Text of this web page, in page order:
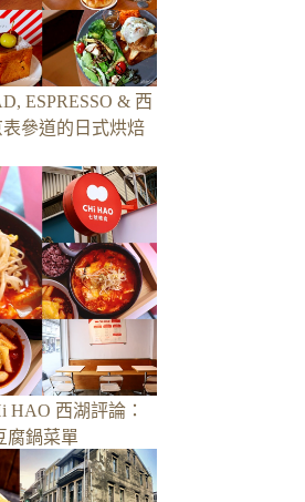
ESPRESSO & 西
參道的日式烘焙
HAO 西湖評論：
腐鍋菜單